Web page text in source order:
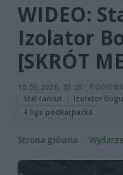
WIDEO:
Izolator
[SKRÓT
10.05.2026, 23:25
Stal Łańcut
Izolator
4 liga podkarpacka
Strona główna